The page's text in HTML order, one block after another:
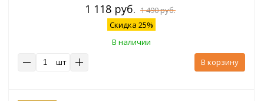
1 118 руб. 1 490 руб.
Скидка 25%
В наличии
шт
В корзину